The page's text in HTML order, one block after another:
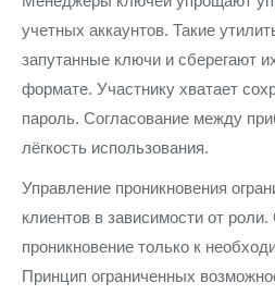
учетных аккаунтов. Такие
запутанные ключи и сберегают
формате. Участнику хватает
пароль. Согласование между
лёгкость использования.
Управление проникновения
клиентов в зависимости от
проникновение только к
Принцип ограниченных